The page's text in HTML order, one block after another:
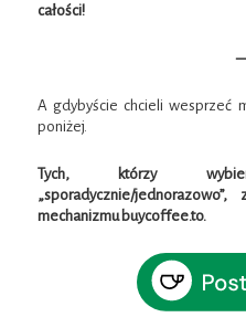
całości!
A gdybyście chcieli wesprzeć
poniżej.
Tych, którzy
„sporadycznie/
mechanizmu buycoffee.to.